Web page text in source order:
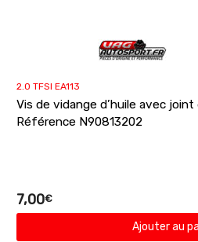
2.0 TFSI EA113
Vis de vidange d’huile avec joint
Référence N90813202
7,00€
Ajouter au